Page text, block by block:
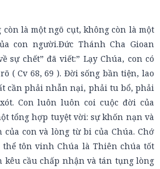
là một ngõ cụt, không còn là một
con người.Đức Thánh Cha Gioan
sự chết” đã viết:” Lạy Chúa, con có
( Cv 68, 69 ). Đời sống bần tiện, lao
cần phải nhẫn nại, phải tu bổ, phải
Con luôn luôn coi cuộc đời của
tổng hợp tuyệt vời: sự khốn nạn và
con và lòng từ bi của Chúa. Chớ
thể tôn vinh Chúa là Thiên chúa tốt
kêu cầu chấp nhận và tán tụng lòng